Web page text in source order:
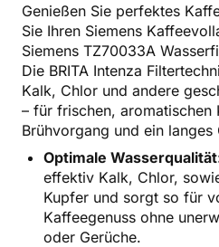
Genießen Sie perfektes
Sie Ihren Siemens
Siemens TZ70033A
Die BRITA Intenza
Kalk, Chlor und andere
– für frischen, aromatischen
Brühvorgang und ein langes
Optimale
effektiv Kalk, Chlor,
Kupfer und sorgt so für
Kaffeegenuss ohne
oder Gerüche.